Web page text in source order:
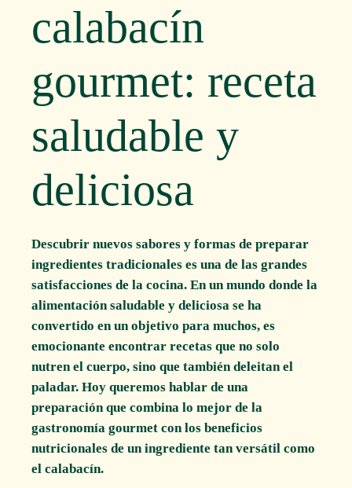
calabacín
gourmet: receta
saludable y
deliciosa
Descubrir nuevos sabores y formas de preparar
ingredientes tradicionales es una de las grandes
satisfacciones de la cocina. En un mundo donde la
alimentación saludable y deliciosa se ha
convertido en un objetivo para muchos, es
emocionante encontrar recetas que no solo
nutren el cuerpo, sino que también deleitan el
paladar. Hoy queremos hablar de una
preparación que combina lo mejor de la
gastronomía gourmet con los beneficios
nutricionales de un ingrediente tan versátil como
el calabacín.